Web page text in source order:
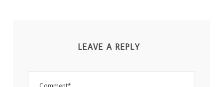
LEAVE A REPLY